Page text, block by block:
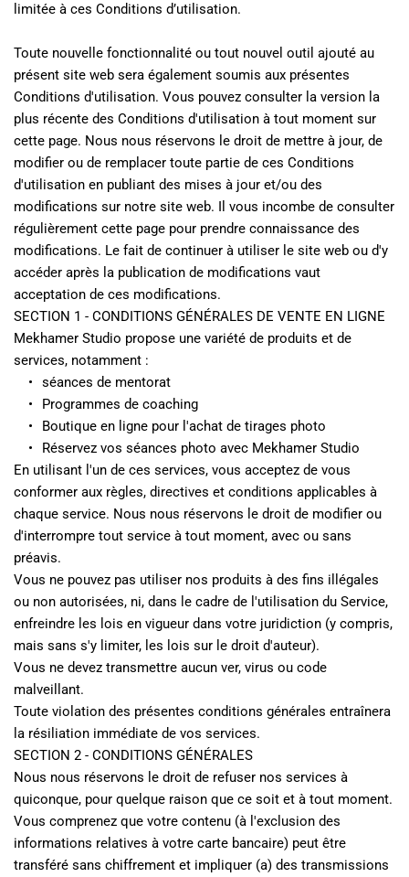
limitée à ces Conditions d’utilisation.
Toute nouvelle fonctionnalité ou tout nouvel outil ajouté au
présent site web sera également soumis aux présentes
Conditions d'utilisation. Vous pouvez consulter la version la
plus récente des Conditions d'utilisation à tout moment sur
cette page. Nous nous réservons le droit de mettre à jour, de
modifier ou de remplacer toute partie de ces Conditions
d'utilisation en publiant des mises à jour et/ou des
modifications sur notre site web. Il vous incombe de consulter
régulièrement cette page pour prendre connaissance des
modifications. Le fait de continuer à utiliser le site web ou d'y
accéder après la publication de modifications vaut
acceptation de ces modifications.
SECTION 1 - CONDITIONS GÉNÉRALES DE VENTE EN LIGNE
Mekhamer Studio propose une variété de produits et de
services, notamment :
séances de mentorat
Programmes de coaching
Boutique en ligne pour l'achat de tirages photo
Réservez vos séances photo avec Mekhamer Studio
En utilisant l'un de ces services, vous acceptez de vous
conformer aux règles, directives et conditions applicables à
chaque service. Nous nous réservons le droit de modifier ou
d'interrompre tout service à tout moment, avec ou sans
préavis.
Vous ne pouvez pas utiliser nos produits à des fins illégales
ou non autorisées, ni, dans le cadre de l'utilisation du Service,
enfreindre les lois en vigueur dans votre juridiction (y compris,
mais sans s'y limiter, les lois sur le droit d'auteur).
Vous ne devez transmettre aucun ver, virus ou code
malveillant.
Toute violation des présentes conditions générales entraînera
la résiliation immédiate de vos services.
SECTION 2 - CONDITIONS GÉNÉRALES
Nous nous réservons le droit de refuser nos services à
quiconque, pour quelque raison que ce soit et à tout moment.
Vous comprenez que votre contenu (à l'exclusion des
informations relatives à votre carte bancaire) peut être
transféré sans chiffrement et impliquer (a) des transmissions